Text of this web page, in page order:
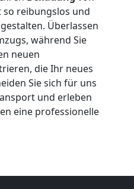
so reibungslos und
Überlassen
während Sie
neuen
die Ihr neues
Sie sich für uns
und erleben
eine professionelle